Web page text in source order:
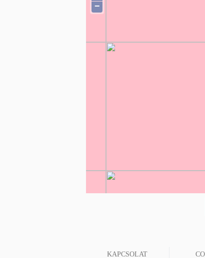
−
KAPCSOLAT